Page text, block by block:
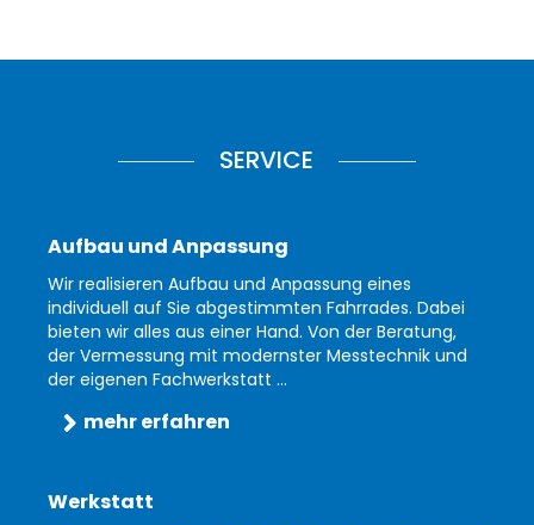
SERVICE
Aufbau und Anpassung
Wir realisieren Aufbau und Anpassung eines
individuell auf Sie abgestimmten Fahrrades. Dabei
bieten wir alles aus einer Hand. Von der Beratung,
der Vermessung mit modernster Messtechnik und
der eigenen Fachwerkstatt ...
mehr erfahren
Werkstatt